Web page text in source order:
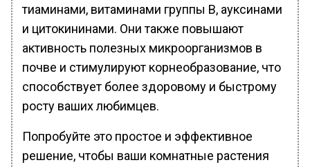
тиаминами, витаминами группы В, ауксинами
и цитокининами. Они также повышают
активность полезных микроорганизмов в
почве и стимулируют корнеобразование, что
способствует более здоровому и быстрому
росту ваших любимцев.
Попробуйте это простое и эффективное
решение, чтобы ваши комнатные растения